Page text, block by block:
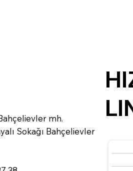
mh.
Sokağı Bahçelievler